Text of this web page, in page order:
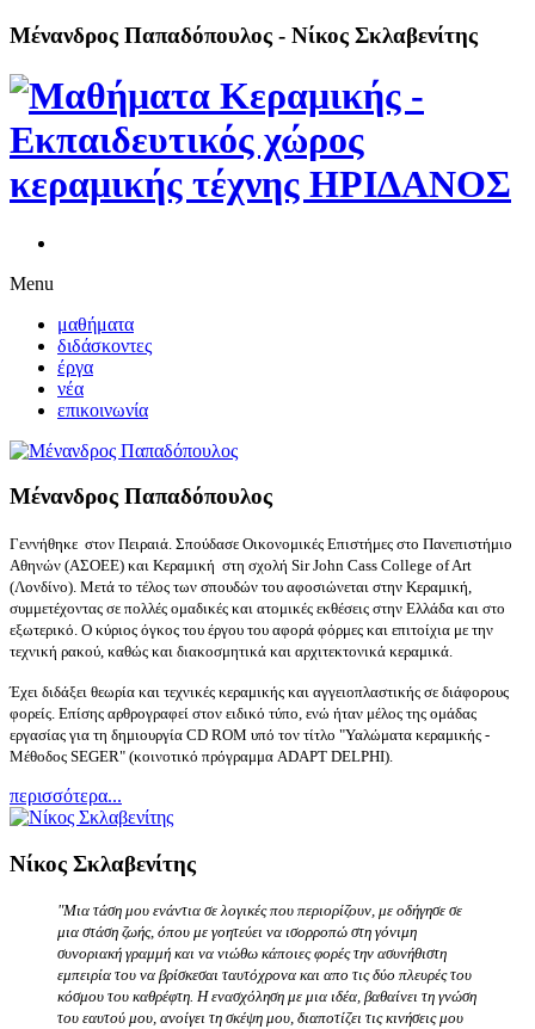
Μένανδρος Παπαδόπουλος - Νίκος Σκλαβενίτης
Menu
μαθήματα
διδάσκοντες
έργα
νέα
επικοινωνία
Μένανδρος Παπαδόπουλος
Γεννήθηκε στον Πειραιά. Σπούδασε Οικονομικές Επιστήμες στο Πανεπιστήμιο
Αθηνών (ΑΣΟΕΕ) και Κεραμική στη σχολή Sir John Cass College of Art
(Λονδίνο). Μετά το τέλος των σπουδών του αφοσιώνεται στην Κεραμική,
συμμετέχοντας σε πολλές ομαδικές και ατομικές εκθέσεις στην Ελλάδα και στο
εξωτερικό. Ο κύριος όγκος του έργου του αφορά φόρμες και επιτοίχια με την
τεχνική ρακού, καθώς και διακοσμητικά και αρχιτεκτονικά κεραμικά.
Έχει διδάξει θεωρία και τεχνικές κεραμικής και αγγειοπλαστικής σε διάφορους
φορείς. Επίσης αρθρογραφεί στον ειδικό τύπο, ενώ ήταν μέλος της ομάδας
εργασίας για τη δημιουργία CD ROM υπό τον τίτλο "Υαλώματα κεραμικής -
Μέθοδος SEGER" (κοινοτικό πρόγραμμα ADAPT DELPHI).
περισσότερα...
Νίκος Σκλαβενίτης
"Μια τάση μου ενάντια σε λογικές που περιορίζουν, με οδήγησε σε
μια στάση ζωής, όπου με γοητεύει να ισορροπώ στη γόνιμη
συνοριακή γραμμή και να νιώθω κάποιες φορές την ασυνήθιστη
εμπειρία του να βρίσκεσαι ταυτόχρονα και απο τις δύο πλευρές του
κόσμου του καθρέφτη. Η ενασχόληση με μια ιδέα, βαθαίνει τη γνώση
του εαυτού μου, ανοίγει τη σκέψη μου, διαποτίζει τις κινήσεις μου